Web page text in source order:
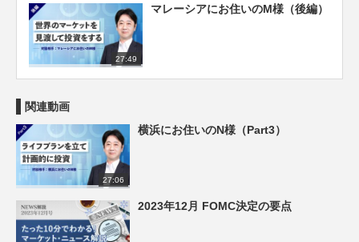
27:49
マレーシアにお住いのM様（後編）
関連動画
27:06
横浜にお住いのN様（Part3）
2023年12月 FOMC決定の要点